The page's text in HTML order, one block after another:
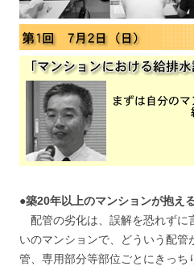
●築20年以上のマンションが抱え
配管の劣化は、誤解を恐れずに
いのマンションで、どういう配
管、専用部分等部位ごとにきっ